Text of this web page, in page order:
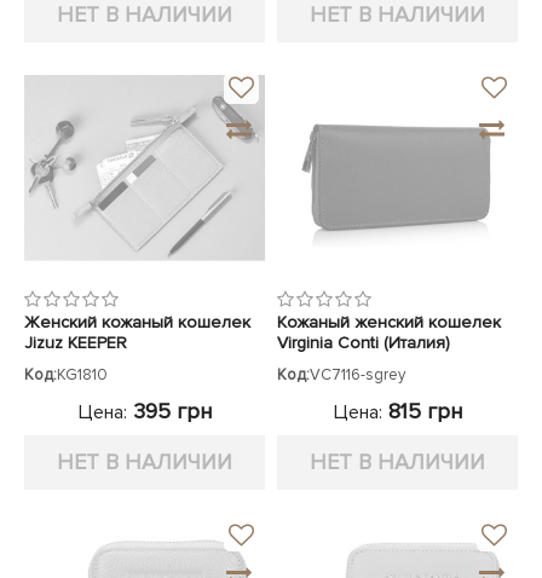
НЕТ В НАЛИЧИИ
НЕТ В НАЛИЧИИ
Женский кожаный кошелек
Jizuz KEEPER
Код:KG1810
Цена: 395 грн
НЕТ В НАЛИЧИИ
Кожаный женский кошелек
Virginia Conti (Италия)
Код:VC7116-sgrey
Цена: 815 грн
НЕТ В НАЛИЧИИ